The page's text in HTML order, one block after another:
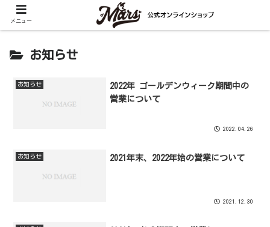
お知らせ
お知らせ
2022年 ゴールデンウィーク期間中の
営業について
2022.04.26
お知らせ 2021年末、2022年始の営業について
2021.12.30
メニュー